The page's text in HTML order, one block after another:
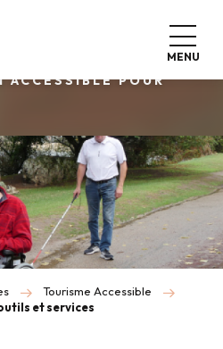
MENU
ACCESSIBLES
ACCESSIBLE POUR
Tourisme Accessible
et services